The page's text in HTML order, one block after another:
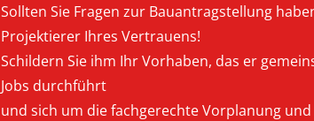
Sollten Sie Fragen zur Bauantragstellung
Projektierer Ihres Vertrauens!
Schildern Sie ihm Ihr Vorhaben, das er
Jobs durchführt
und sich um die fachgerechte Vorplanung